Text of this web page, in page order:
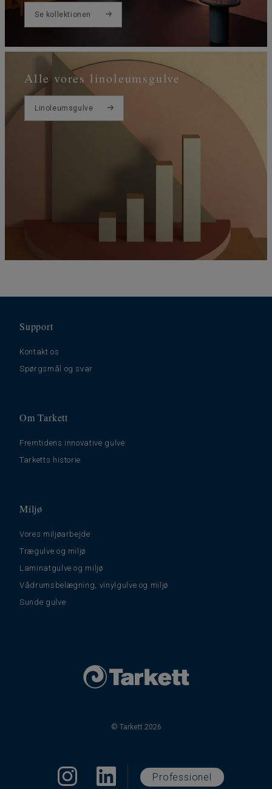
Se kollektionen
Alle vores linoleumsgulve
Linoleumsgulve
Support
Kontakt os
Spørgsmål og svar
Om Tarkett
Fremtidens innovative gulve
Tarketts historie
Miljø
Vores miljøarbejde
Trægulve og miljø
Laminatgulve og miljø
Vådrumsbelægning, vinylgulve og miljø
Sunde gulve
© Tarkett 2026
Professionel